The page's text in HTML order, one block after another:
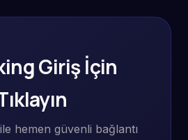
Giriş İçin
hemen güvenli bağlantı